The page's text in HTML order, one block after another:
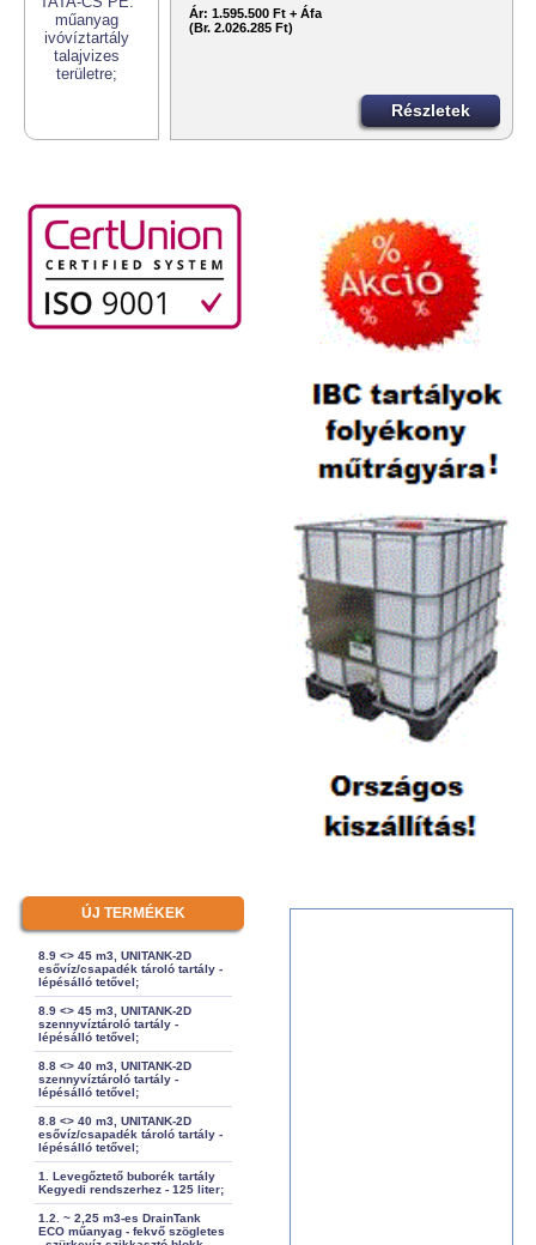
Ár: 1.595.500 Ft + Áfa
(Br. 2.026.285 Ft)
Részletek
ÚJ TERMÉKEK
8.9 <> 45 m3, UNITANK-2D
esővíz/csapadék tároló tartály -
lépésálló tetővel;
8.9 <> 45 m3, UNITANK-2D
szennyvíztároló tartály -
lépésálló tetővel;
8.8 <> 40 m3, UNITANK-2D
szennyvíztároló tartály -
lépésálló tetővel;
8.8 <> 40 m3, UNITANK-2D
esővíz/csapadék tároló tartály -
lépésálló tetővel;
1. Levegőztető buborék tartály
Kegyedi rendszerhez - 125 liter;
1.2. ~ 2,25 m3-es DrainTank
ECO műanyag - fekvő szögletes